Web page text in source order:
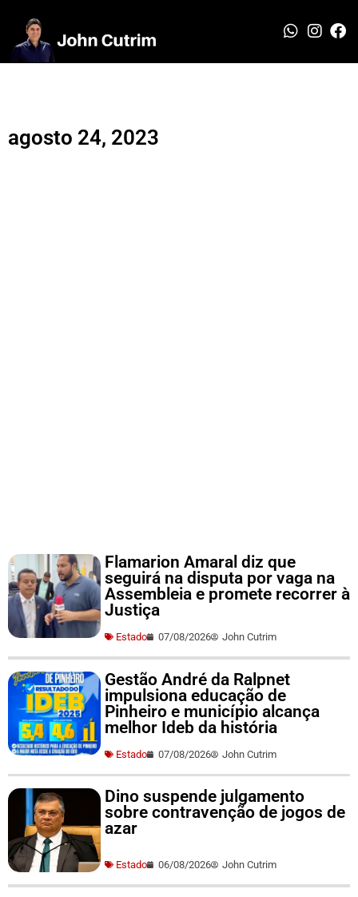
agosto 24, 2023
Flamarion Amaral diz que
seguirá na disputa por vaga na
Assembleia e promete recorrer à
Justiça
Estado 07/08/2026 John Cutrim
Gestão André da Ralpnet
impulsiona educação de
Pinheiro e município alcança
melhor Ideb da história
Estado 07/08/2026 John Cutrim
Dino suspende julgamento
sobre contravenção de jogos de
azar
Estado 06/08/2026 John Cutrim